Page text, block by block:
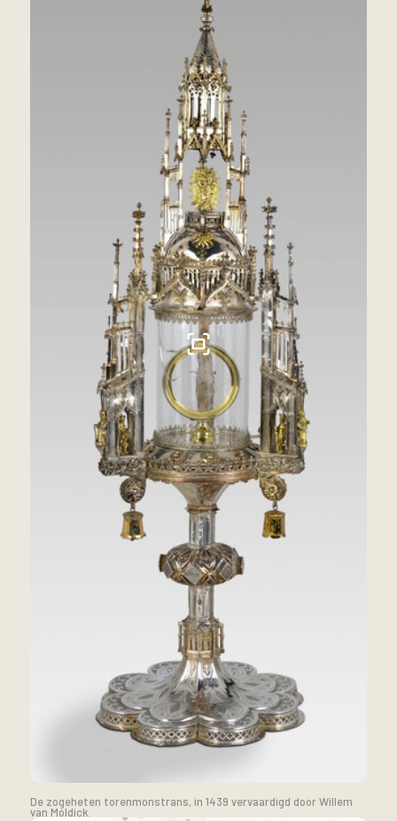
De zogeheten torenmonstrans, in 1439 vervaardigd door Willem
van Moldick.